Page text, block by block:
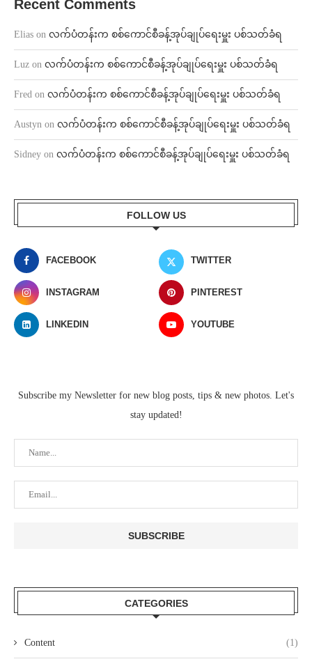
Recent Comments
Elias on လက်ပံတန်းက စစ်ကောင်စီခန့်အုပ်ချုပ်ရေးမှူး ပစ်သတ်ခံရ
Luz on လက်ပံတန်းက စစ်ကောင်စီခန့်အုပ်ချုပ်ရေးမှူး ပစ်သတ်ခံရ
Fred on လက်ပံတန်းက စစ်ကောင်စီခန့်အုပ်ချုပ်ရေးမှူး ပစ်သတ်ခံရ
Austyn on လက်ပံတန်းက စစ်ကောင်စီခန့်အုပ်ချုပ်ရေးမှူး ပစ်သတ်ခံရ
Sidney on လက်ပံတန်းက စစ်ကောင်စီခန့်အုပ်ချုပ်ရေးမှူး ပစ်သတ်ခံရ
FOLLOW US
FACEBOOK TWITTER
INSTAGRAM PINTEREST
LINKEDIN YOUTUBE
Subscribe my Newsletter for new blog posts, tips & new photos. Let's
stay updated!
CATEGORIES
Content (1)